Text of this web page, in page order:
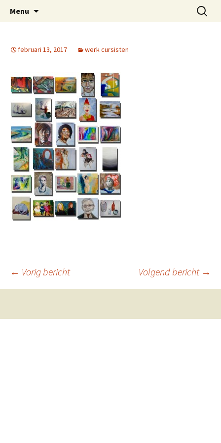
Cursisten-peterbremer
Schildercursus nijmegen
Menu
Zoeken
naar:
februari 13, 2017 werk cursisten
Berichtnavigatie
← Vorig bericht Volgend bericht →